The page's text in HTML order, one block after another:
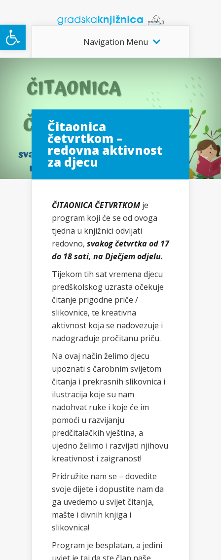
Open toolbar
Navigation Menu
Čitaonica
četvrtkom –
redovna aktivnost
za djecu
ČITAONICA ČETVRTKOM je
program koji će se od ovoga
tjedna u knjižnici odvijati
redovno, svakog četvrtka od 17
do 18 sati, na Dječjem odjelu.
Tijekom tih sat vremena djecu
predškolskog uzrasta očekuje
čitanje prigodne priče /
slikovnice, te kreativna
aktivnost koja se nadovezuje i
nadograđuje pročitanu priču.
Na ovaj način želimo djecu
upoznati s čarobnim svijetom
čitanja i prekrasnih slikovnica i
ilustracija koje su nam
nadohvat ruke i koje će im
pomoći u razvijanju
predčitalačkih vještina, a
ujedno želimo i razvijati njihovu
kreativnost i zaigranost!
Pridružite nam se – dovedite
svoje dijete i dopustite nam da
ga uvedemo u svijet čitanja,
mašte i divnih knjiga i
slikovnica!
Program je besplatan, a jedini